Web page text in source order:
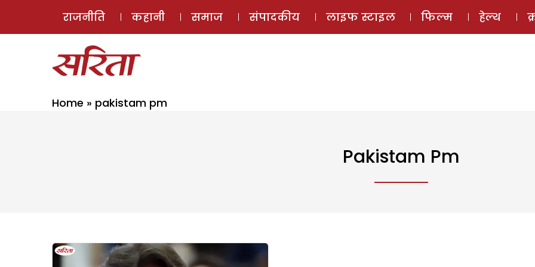
ई-मैगज़ीन
राजनीति कहानी समाज संपादकीय लाइफ स्टाइल फिल्म हेल्थ
Home » pakistam pm
Pakistam Pm